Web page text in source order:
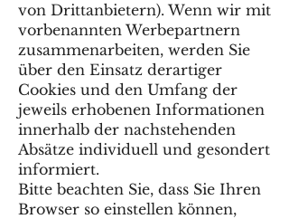
von Drittanbietern). Wenn wir mit
vorbenannten Werbepartnern
zusammenarbeiten, werden Sie
über den Einsatz derartiger
Cookies und den Umfang der
jeweils erhobenen Informationen
innerhalb der nachstehenden
Absätze individuell und gesondert
informiert.
Bitte beachten Sie, dass Sie Ihren
Browser so einstellen können,